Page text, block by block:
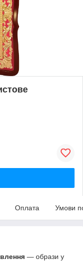
Оплата Умови
— образи у